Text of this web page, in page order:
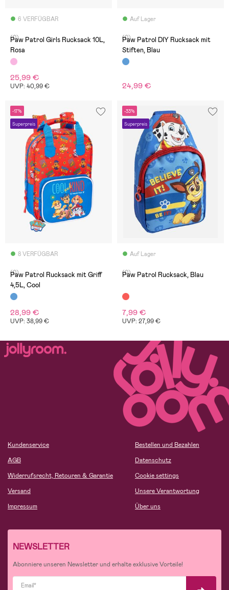
6 VERFÜGBAR
(0)
Paw Patrol Girls Rucksack 10L,
Rosa
25,99 €
UVP: 40,99 €
Auf Lager
(0)
Paw Patrol DIY Rucksack mit
Stiften, Blau
24,99 €
-17%
Superpreis
8 VERFÜGBAR
(0)
Paw Patrol Rucksack mit Griff
4,5L, Cool
28,99 €
UVP: 38,99 €
-33%
Superpreis
Auf Lager
(0)
Paw Patrol Rucksack, Blau
7,99 €
UVP: 27,99 €
Kundenservice
AGB
Widerrufsrecht, Retouren & Garantie
Versand
Impressum
Bestellen und Bezahlen
Datenschutz
Cookie settings
Unsere Verantwortung
Über uns
NEWSLETTER
Abonniere unseren Newsletter und erhalte exklusive Vorteile!
Email*